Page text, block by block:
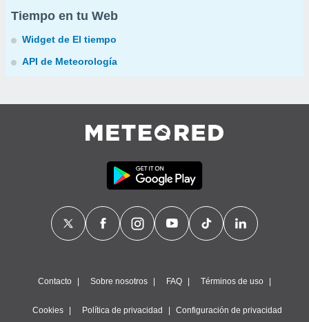
Tiempo en tu Web
Widget de El tiempo
API de Meteorología
Contacto Sobre nosotros FAQ Términos de uso
Cookies Política de privacidad Configuración de privacidad